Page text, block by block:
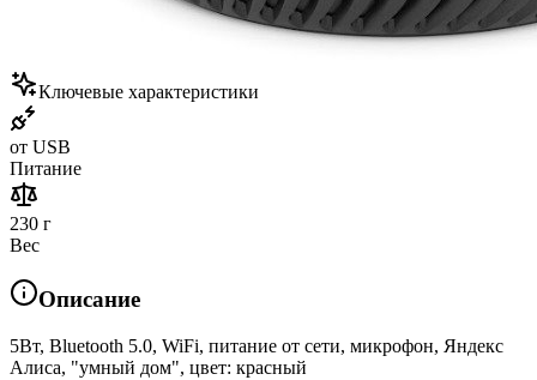
Ключевые характеристики
от USB
Питание
230 г
Вес
Описание
5Вт, Bluetooth 5.0, WiFi, питание от сети, микрофон, Яндекс
Алиса, "умный дом", цвет: красный